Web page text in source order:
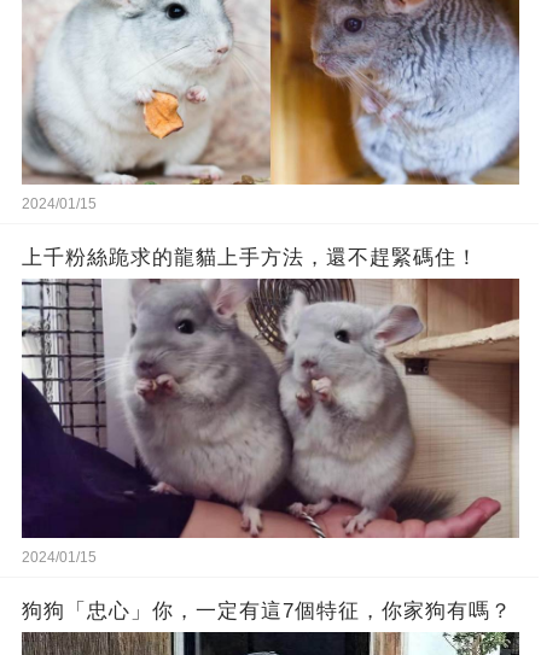
2024/01/15
上千粉絲跪求的龍貓上手方法，還不趕緊碼住！
2024/01/15
狗狗「忠心」你，一定有這7個特征，你家狗有嗎？